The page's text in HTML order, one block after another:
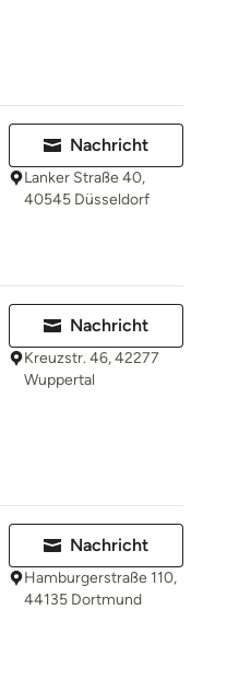
Nachricht
Lanker Straße 40,
40545 Düsseldorf
Nachricht
Kreuzstr. 46, 42277
Wuppertal
Nachricht
Hamburgerstraße 110,
44135 Dortmund